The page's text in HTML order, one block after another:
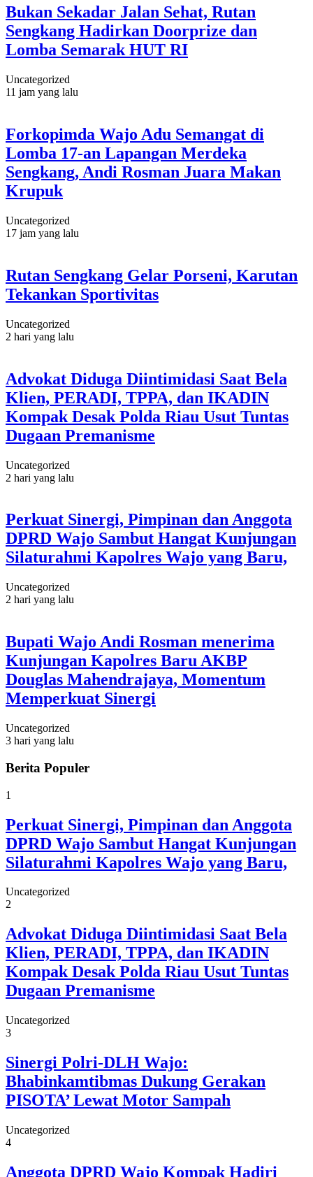
Bukan Sekadar Jalan Sehat, Rutan
Sengkang Hadirkan Doorprize dan
Lomba Semarak HUT RI
Uncategorized
11 jam yang lalu
Forkopimda Wajo Adu Semangat di
Lomba 17-an Lapangan Merdeka
Sengkang, Andi Rosman Juara Makan
Krupuk
Uncategorized
17 jam yang lalu
Rutan Sengkang Gelar Porseni, Karutan
Tekankan Sportivitas
Uncategorized
2 hari yang lalu
Advokat Diduga Diintimidasi Saat Bela
Klien, PERADI, TPPA, dan IKADIN
Kompak Desak Polda Riau Usut Tuntas
Dugaan Premanisme
Uncategorized
2 hari yang lalu
Perkuat Sinergi, Pimpinan dan Anggota
DPRD Wajo Sambut Hangat Kunjungan
Silaturahmi Kapolres Wajo yang Baru,
Uncategorized
2 hari yang lalu
Bupati Wajo Andi Rosman menerima
Kunjungan Kapolres Baru AKBP
Douglas Mahendrajaya, Momentum
Memperkuat Sinergi
Uncategorized
3 hari yang lalu
Berita Populer
1
Perkuat Sinergi, Pimpinan dan Anggota
DPRD Wajo Sambut Hangat Kunjungan
Silaturahmi Kapolres Wajo yang Baru,
Uncategorized
2
Advokat Diduga Diintimidasi Saat Bela
Klien, PERADI, TPPA, dan IKADIN
Kompak Desak Polda Riau Usut Tuntas
Dugaan Premanisme
Uncategorized
3
Sinergi Polri-DLH Wajo:
Bhabinkamtibmas Dukung Gerakan
PISOTA’ Lewat Motor Sampah
Uncategorized
4
Anggota DPRD Wajo Kompak Hadiri